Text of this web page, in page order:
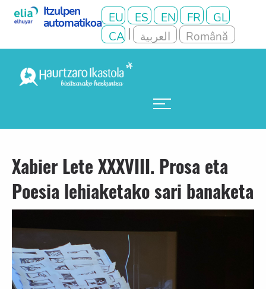
Xabier Lete XXXVIII. Prosa eta
Poesia lehiaketako sari banaketa